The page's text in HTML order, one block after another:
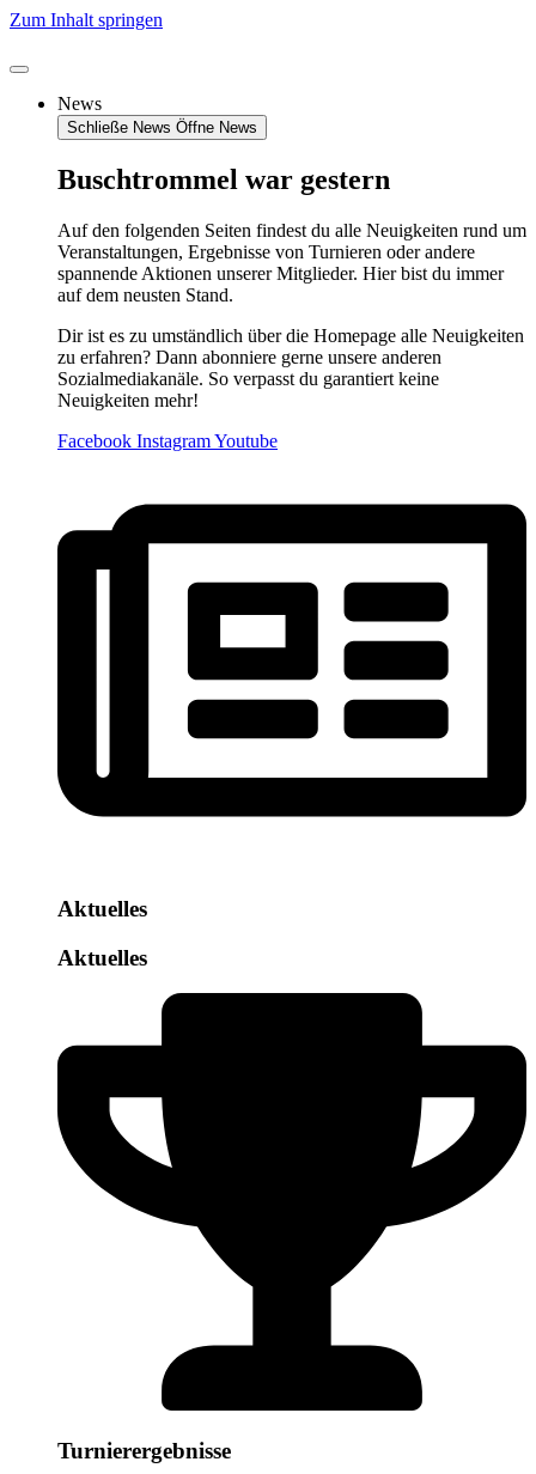
Zum Inhalt springen
News
Schließe News Öffne News
Buschtrommel war gestern
Auf den folgenden Seiten findest du alle Neuigkeiten rund um
Veranstaltungen, Ergebnisse von Turnieren oder andere
spannende Aktionen unserer Mitglieder. Hier bist du immer
auf dem neusten Stand.
Dir ist es zu umständlich über die Homepage alle Neuigkeiten
zu erfahren? Dann abonniere gerne unsere anderen
Sozialmediakanäle. So verpasst du garantiert keine
Neuigkeiten mehr!
Facebook InstagramYoutube
Aktuelles
Aktuelles
Turnierergebnisse